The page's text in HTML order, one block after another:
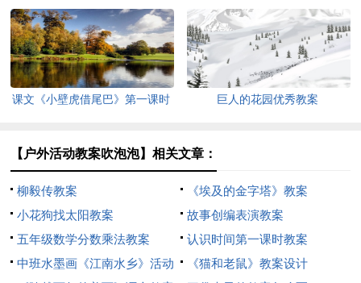
课文《小壁虎借尾巴》第一课时
巨人的花园优秀教案
【户外活动教案吹泡泡】相关文章：
柳毅传教案
《埃及的金字塔》教案
小花狗找太阳教案
故事创编表演教案
五年级数学分数乘法教案
认识时间第一课时教案
中班水墨画《江南水乡》活动
《猫和老鼠》教案设计